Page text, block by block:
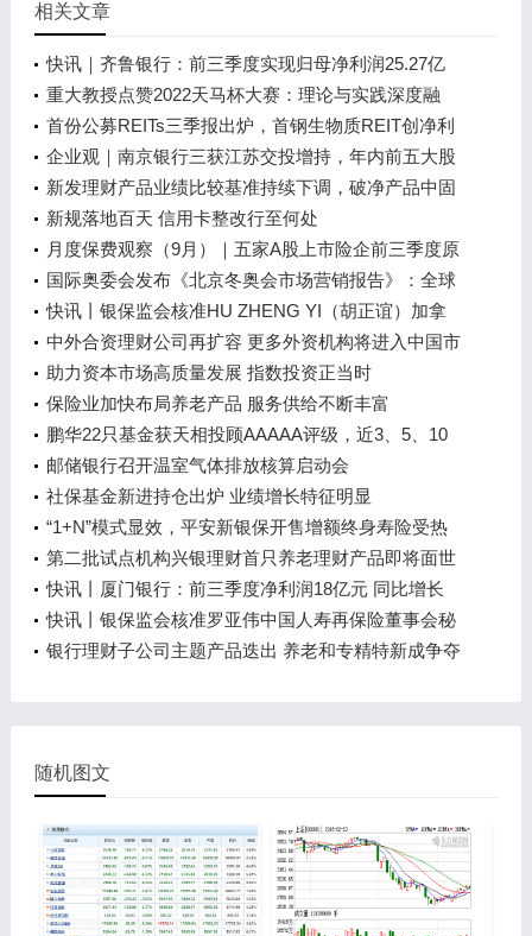
相关文章
快讯｜齐鲁银行：前三季度实现归母净利润25.27亿
元，同比增长19.93%
重大教授点赞2022天马杯大赛：理论与实践深度融
合，培养应用型科技人才
首份公募REITs三季报出炉，首钢生物质REIT创净利
润2094.33万，季内微跌0.81%
企业观｜南京银行三获江苏交投增持，年内前五大股
东已增持超7.79亿股
新发理财产品业绩比较基准持续下调，破净产品中固
定收益类占比近7成
新规落地百天 信用卡整改行至何处
月度保费观察（9月）｜五家A股上市险企前三季度原
保费同比增长4.08% 中国人保增幅最高
国际奥委会发布《北京冬奥会市场营销报告》：全球
观众超20亿
快讯丨银保监会核准HU ZHENG YI（胡正谊）加拿
大永明人寿北京代表处首席代表任职资格
中外合资理财公司再扩容 更多外资机构将进入中国市
场
助力资本市场高质量发展 指数投资正当时
保险业加快布局养老产品 服务供给不断丰富
鹏华22只基金获天相投顾AAAAA评级，近3、5、10
年业绩表现不俗
邮储银行召开温室气体排放核算启动会
社保基金新进持仓出炉 业绩增长特征明显
“1+N”模式显效，平安新银保开售增额终身寿险受热
捧
第二批试点机构兴银理财首只养老理财产品即将面世
专家建议在相关产品流动性上“做文章”
快讯丨厦门银行：前三季度净利润18亿元 同比增长
19%
快讯丨银保监会核准罗亚伟中国人寿再保险董事会秘
书任职资格
银行理财子公司主题产品迭出 养老和专精特新成争夺
随机图文